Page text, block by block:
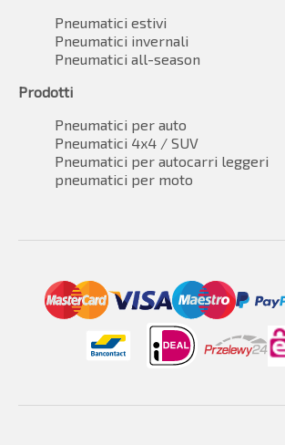
Pneumatici estivi
Pneumatici invernali
Pneumatici all-season
Prodotti
Pneumatici per auto
Pneumatici 4x4 / SUV
Pneumatici per autocarri leggeri
pneumatici per moto